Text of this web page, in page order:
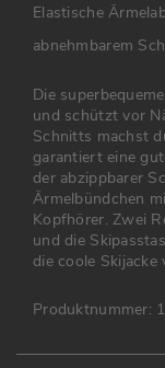
Elastische
abnehmbarem
Die
und schützt vor
Schnitts machst
garantiert eine
der abzippbarer
Ärmelbündchen
Kopfhörer. Zwei
und die
die coole Skijacke
Produktnummer: